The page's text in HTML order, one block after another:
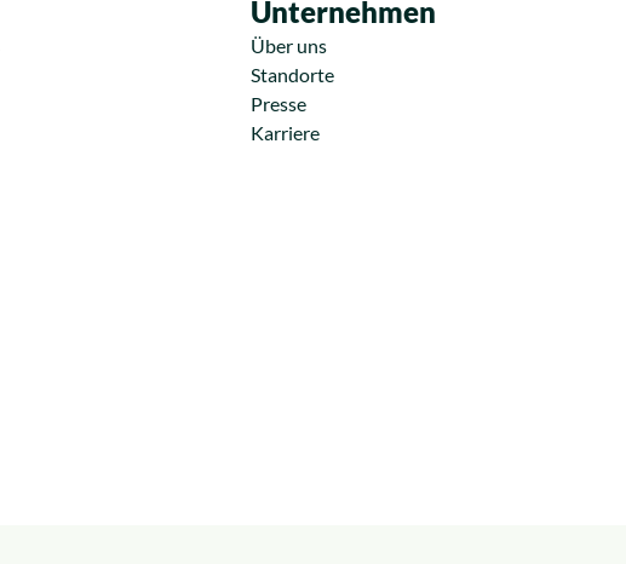
Unternehmen
Über uns
Standorte
Presse
Karriere